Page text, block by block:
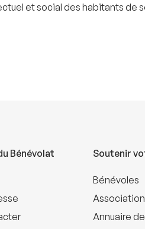
et social des habitants de
Bénévolat Soutenir
Bénévoles
Annuaire